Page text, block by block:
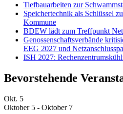
Tiefbauarbeiten zur
Speichertechnik als Schlüssel
Kommune
BDEW lädt zum Treffpunkt
Genossenschaftsverbände
EEG 2027 und
ISH 2027:
Bevorstehende
Okt. 5
Oktober 5 - Oktober 7